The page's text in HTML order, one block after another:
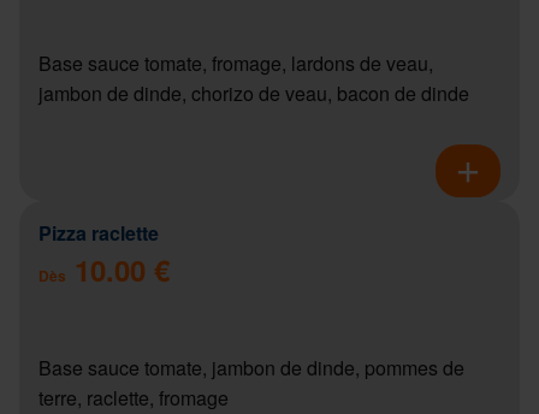
Base sauce tomate, fromage, lardons de veau,
jambon de dinde, chorizo de veau, bacon de dinde
Pizza raclette
Dès 10.00 €
Base sauce tomate, jambon de dinde, pommes de
terre, raclette, fromage